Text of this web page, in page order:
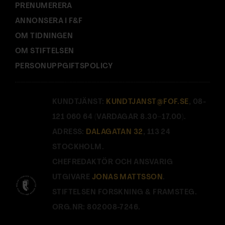
PRENUMERERA
ANNONSERA I F&F
OM TIDNINGEN
OM STIFTELSEN
PERSONUPPGIFTSPOLICY
KUNDTJÄNST: KUNDTJANST@FOF.SE , 08-
121 060 64 (VARDAGAR 8.30–17.00).
ADRESS: DALAGATAN 32 , 113 24
STOCKHOLM.
CHEFREDAKTÖR OCH ANSVARIG
UTGIVARE JONAS MATTSSON.
STIFTELSEN FORSKNING & FRAMSTEG.
ORG.NR: 802008-7246.